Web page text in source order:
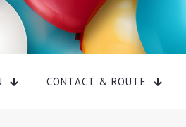
CONTACT & ROUTE